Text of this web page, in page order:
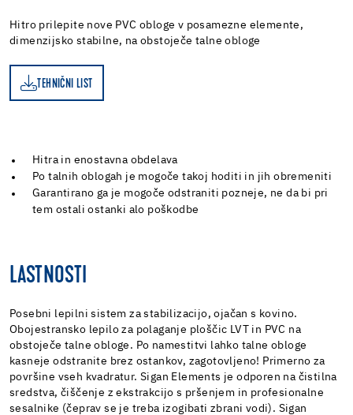
Hitro prilepite nove PVC obloge v posamezne elemente,
dimenzijsko stabilne, na obstoječe talne obloge
TEHNIČNI LIST
Hitra in enostavna obdelava
Po talnih oblogah je mogoče takoj hoditi in jih obremeniti
Garantirano ga je mogoče odstraniti pozneje, ne da bi pri
tem ostali ostanki alo poškodbe
LASTNOSTI
Posebni lepilni sistem za stabilizacijo, ojačan s kovino.
Obojestransko lepilo za polaganje ploščic LVT in PVC na
obstoječe talne obloge. Po namestitvi lahko talne obloge
kasneje odstranite brez ostankov, zagotovljeno! Primerno za
površine vseh kvadratur. Sigan Elements je odporen na čistilna
sredstva, čiščenje z ekstrakcijo s pršenjem in profesionalne
sesalnike (čeprav se je treba izogibati zbrani vodi). Sigan